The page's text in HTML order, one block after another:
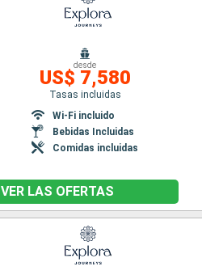
desde
US$ 7,580
Tasas incluidas
Wi-Fi incluido
Bebidas Incluidas
Comidas incluidas
VER LAS OFERTAS